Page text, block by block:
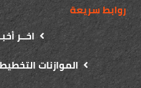
روابط سريعة
اخــر
الموازنات